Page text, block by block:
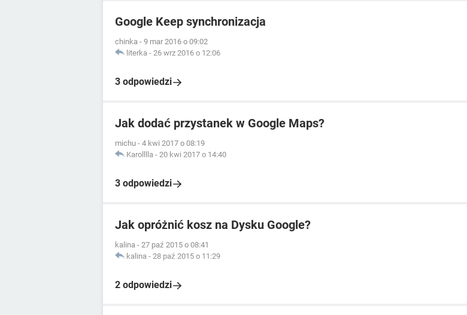
Google Keep synchronizacja
chinka - 9 mar 2016 o 09:02
literka - 26 wrz 2016 o 12:06
3 odpowiedzi
Jak dodać przystanek w Google Maps?
michu - 4 kwi 2017 o 08:19
Karolllla - 20 kwi 2017 o 14:40
3 odpowiedzi
Jak opróżnić kosz na Dysku Google?
kalina - 27 paź 2015 o 08:41
kalina - 28 paź 2015 o 11:29
2 odpowiedzi